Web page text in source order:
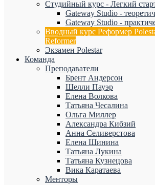
Студийный курс - Легкий
Gateway Studio -
Gateway Studio -
Вводный курс Реформер
Reformer
Экзамен Polestar
Команда
Преподаватели
Брент Андерсон
Шелли Пауэр
Елена Волкова
Татьяна Чесалина
Ольга Миллер
Александра Кибзий
Анна Селиверстова
Елена Шинина
Татьяна Лукина
Татьяна Кузнецова
Вика Каратаева
Менторы